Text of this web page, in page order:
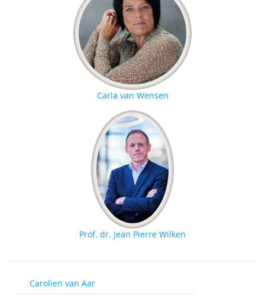
Carla van Wensen
Prof. dr. Jean Pierre Wilken
Carolien van Aar